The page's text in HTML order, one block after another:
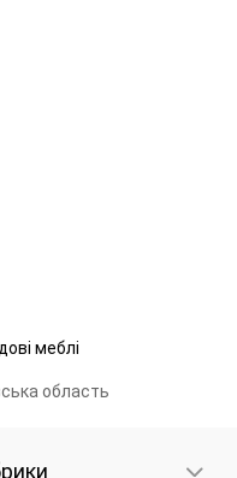
меблі
область